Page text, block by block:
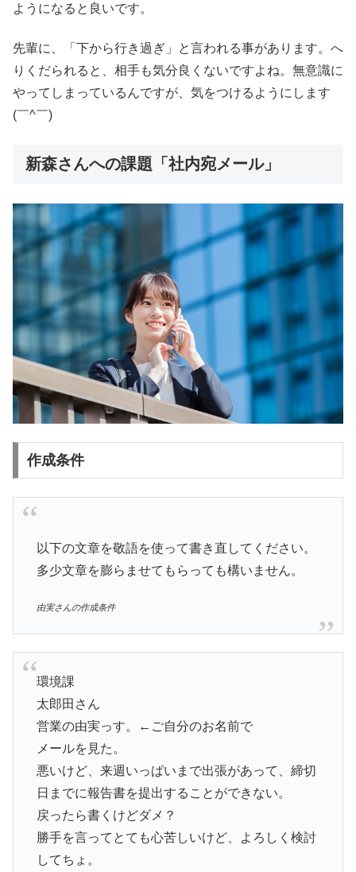
ようになると良いです。
先輩に、「下から行き過ぎ」と言われる事があります。へ
りくだられると、相手も気分良くないですよね。無意識に
やってしまっているんですが、気をつけるようにします
(￣^￣)ゞ
新森さんへの課題「社内宛メール」
作成条件
以下の文章を敬語を使って書き直してください。
多少文章を膨らませてもらっても構いません。
由実さんの作成条件
環境課
太郎田さん
営業の由実っす。←ご自分のお名前で
メールを見た。
悪いけど、来週いっぱいまで出張があって、締切
日までに報告書を提出することができない。
戻ったら書くけどダメ？
勝手を言ってとても心苦しいけど、よろしく検討
してちょ。